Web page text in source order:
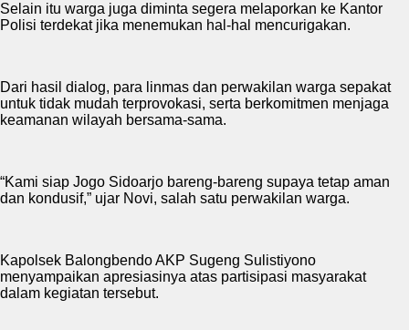
Selain itu warga juga diminta segera melaporkan ke Kantor
Polisi terdekat jika menemukan hal-hal mencurigakan.
Dari hasil dialog, para linmas dan perwakilan warga sepakat
untuk tidak mudah terprovokasi, serta berkomitmen menjaga
keamanan wilayah bersama-sama.
“Kami siap Jogo Sidoarjo bareng-bareng supaya tetap aman
dan kondusif,” ujar Novi, salah satu perwakilan warga.
Kapolsek Balongbendo AKP Sugeng Sulistiyono
menyampaikan apresiasinya atas partisipasi masyarakat
dalam kegiatan tersebut.